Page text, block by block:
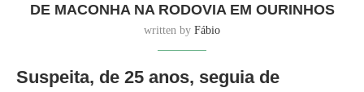
DE MACONHA NA RODOVIA EM OURINHOS
written by Fábio
Suspeita, de 25 anos, seguia de